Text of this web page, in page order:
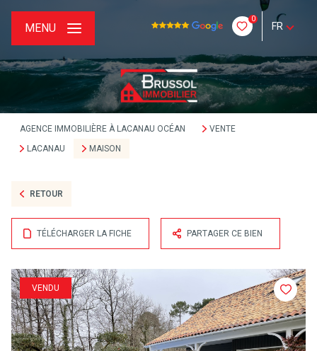
0
FR
MENU
AGENCE IMMOBILIÈRE À LACANAU OCÉAN
VENTE
LACANAU
MAISON
RETOUR
TÉLÉCHARGER LA FICHE PARTAGER CE BIEN
VENDU